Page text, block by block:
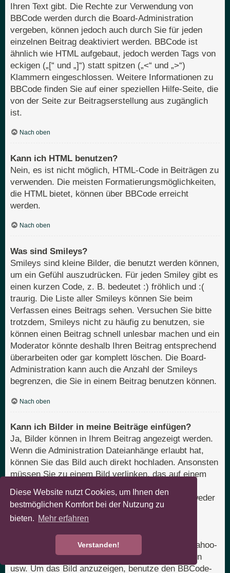
Diese Website nutzt Cookies, um Ihnen den
bestmöglichen Komfort bei der Nutzung zu
bieten. Mehr erfahren
Verstanden!
Ihren Text gibt. Die Rechte zur Verwendung von
BBCode werden durch die Board-Administration
vergeben, können jedoch auch durch Sie für jeden
einzelnen Beitrag deaktiviert werden. BBCode ist
ähnlich wie HTML aufgebaut, jedoch werden Tags von
eckigen („[“ und „]“) statt spitzen („<“ und „>“)
Klammern eingeschlossen. Weitere Informationen zu
BBCode finden Sie auf einer speziellen Hilfe-Seite, die
von der Seite zur Beitragserstellung aus zugänglich
ist.
Nach oben
Kann ich HTML benutzen?
Nein, es ist nicht möglich, HTML-Code in Beiträgen zu
verwenden. Die meisten Formatierungsmöglichkeiten,
die HTML bietet, können über BBCode erreicht
werden.
Nach oben
Was sind Smileys?
Smileys sind kleine Bilder, die benutzt werden können,
um ein Gefühl auszudrücken. Für jeden Smiley gibt es
einen kurzen Code, z. B. bedeutet :) fröhlich und :(
traurig. Die Liste aller Smileys können Sie beim
Verfassen eines Beitrags sehen. Versuchen Sie bitte
trotzdem, Smileys nicht zu häufig zu benutzen, sie
können einen Beitrag schnell unlesbar machen und ein
Moderator könnte deshalb Ihren Beitrag entsprechend
überarbeiten oder gar komplett löschen. Die Board-
Administration kann auch die Anzahl der Smileys
begrenzen, die Sie in einem Beitrag benutzen können.
Nach oben
Kann ich Bilder in meine Beiträge einfügen?
Ja, Bilder können in Ihrem Beitrag angezeigt werden.
Wenn die Administration Dateianhänge erlaubt hat,
können Sie das Bild auch direkt hochladen. Ansonsten
müssen Sie zu einem Bild verlinken, das auf einem
http://www.domain.tld/mein-bild.gif. Sie können weder
Bilder verlinken, die sich auf Ihrem eigenen PC
befinden (außer es ist ein öffentlich zugänglicher
Server), noch zu Bildern, die nur nach einer
Anmeldung verfügbar sind, z. B. Hotmail- oder Yahoo-
Mailboxen, mit einem Passwort geschützte Seiten
usw. Um das Bild anzuzeigen, benutze den BBCode-